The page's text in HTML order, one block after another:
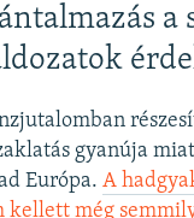
gyanúja
Európa.A
kellett még